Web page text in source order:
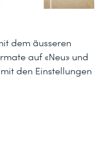
dem äusseren
auf «Neu» und
den Einstellungen